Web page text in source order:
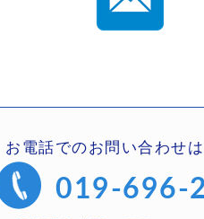
お電話でのお問い合わせ
019-696-